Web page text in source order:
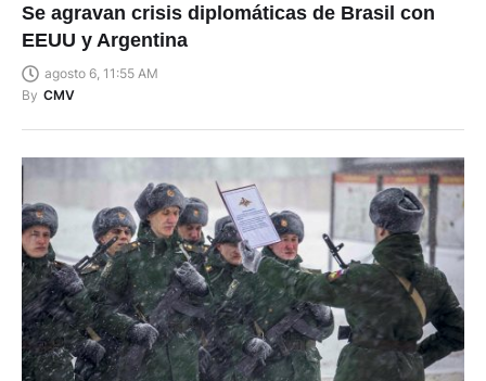
Se agravan crisis diplomáticas de Brasil con
EEUU y Argentina
agosto 6, 11:55 AM
By CMV